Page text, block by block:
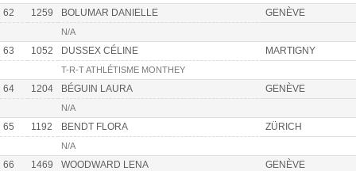
62 1259 BOLUMAR DANIELLE GENÈVE
N/A
63 1052 DUSSEX CÉLINE MARTIGNY
T-R-T ATHLÉTISME MONTHEY
64 1204 BÉGUIN LAURA GENÈVE
N/A
65 1192 BENDT FLORA ZÜRICH
N/A
66 1469 WOODWARD LENA GENÈVE